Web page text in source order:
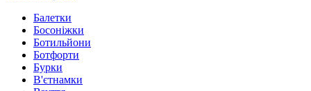
Балетки
Босоніжки
Ботильйони
Ботфорти
Бурки
В'єтнамки